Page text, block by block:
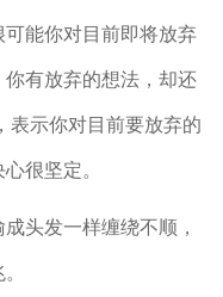
能你对目前即将放弃
有放弃的想法，却还
表示你对目前要放弃的
很坚定。
头发一样缠绕不顺，